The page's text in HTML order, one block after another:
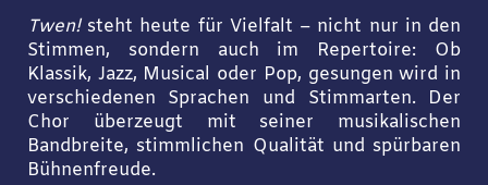
Twen!steht heute für Vielfalt – nicht nur in den
Stimmen, sondern auch im Repertoire: Ob
Klassik, Jazz, Musical oder Pop, gesungen wird in
verschiedenen Sprachen und Stimmarten. Der
Chor überzeugt mit seiner musikalischen
Bandbreite, stimmlichen Qualität und spürbaren
Bühnenfreude.